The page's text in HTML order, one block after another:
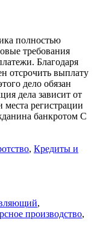
полностью
требования
Благодаря
отсрочить выплату
дело обязан
дела зависит от
регистрации
банкротом С
, Кредиты и
,
производство,